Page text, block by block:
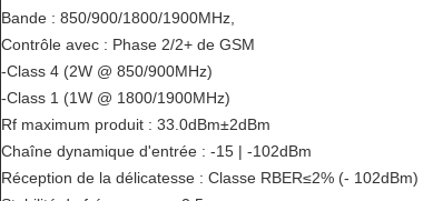
Bande : 850/900/1800/1900MHz,
Contrôle avec : Phase 2/2+ de GSM
-Class 4 (2W @ 850/900MHz)
-Class 1 (1W @ 1800/1900MHz)
Rf maximum produit : 33.0dBm±2dBm
Chaîne dynamique d'entrée : -15 | -102dBm
Réception de la délicatesse : Classe RBER≤2% (- 102dBm)